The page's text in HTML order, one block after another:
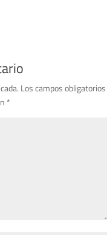
Los campos obligatorios
*